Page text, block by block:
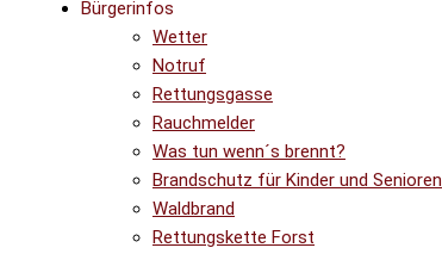
Bürgerinfos
Wetter
Notruf
Rettungsgasse
Rauchmelder
Was tun wenn´s brennt?
Brandschutz für Kinder und Senioren
Waldbrand
Rettungskette Forst